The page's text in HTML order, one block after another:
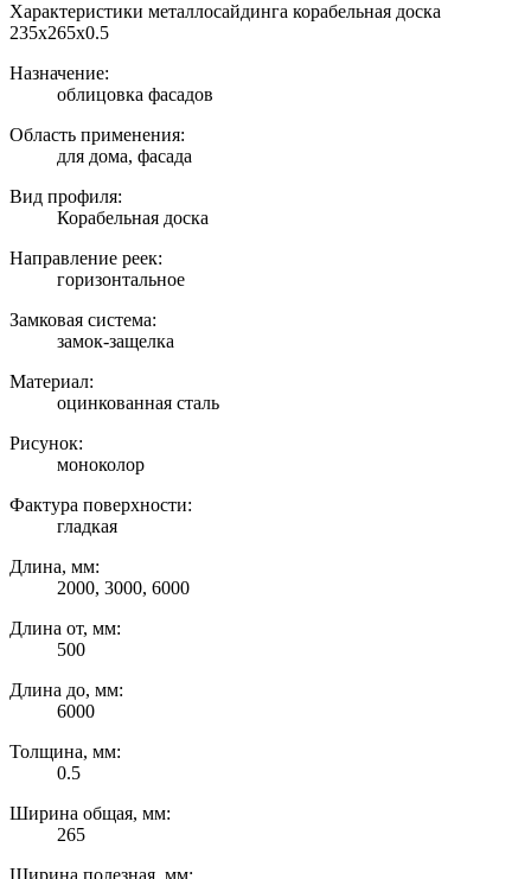
Характеристики металлосайдинга корабельная доска
235х265х0.5
Назначение:
облицовка фасадов
Область применения:
для дома, фасада
Вид профиля:
Корабельная доска
Направление реек:
горизонтальное
Замковая система:
замок-защелка
Материал:
оцинкованная сталь
Рисунок:
моноколор
Фактура поверхности:
гладкая
Длина, мм:
2000, 3000, 6000
Длина от, мм:
500
Длина до, мм:
6000
Толщина, мм:
0.5
Ширина общая, мм:
265